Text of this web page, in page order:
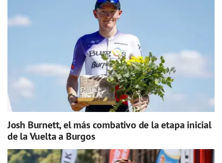
Josh Burnett, el más combativo de la etapa inicial
de la Vuelta a Burgos